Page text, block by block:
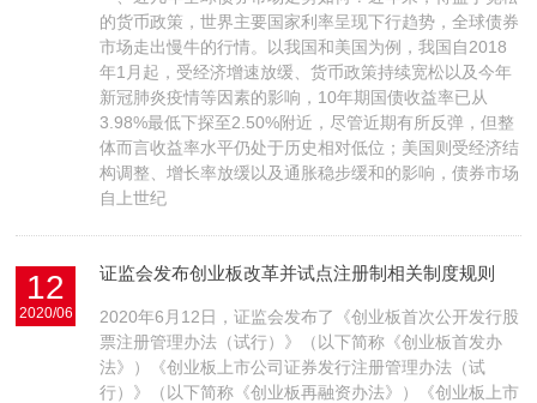
的货币政策，世界主要国家利率呈现下行趋势，全球债券
市场走出慢牛的行情。以我国和美国为例，我国自2018
年1月起，受经济增速放缓、货币政策持续宽松以及今年
新冠肺炎疫情等因素的影响，10年期国债收益率已从
3.98%最低下探至2.50%附近，尽管近期有所反弹，但整
体而言收益率水平仍处于历史相对低位；美国则受经济结
构调整、增长率放缓以及通胀稳步缓和的影响，债券市场
自上世纪
12
2020/06
证监会发布创业板改革并试点注册制相关制度规则
2020年6月12日，证监会发布了《创业板首次公开发行股
票注册管理办法（试行）》（以下简称《创业板首发办
法》）《创业板上市公司证券发行注册管理办法（试
行）》（以下简称《创业板再融资办法》）《创业板上市